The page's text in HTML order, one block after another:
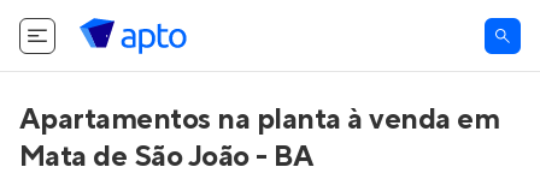
Apartamentos na planta à venda em
Mata de São João - BA